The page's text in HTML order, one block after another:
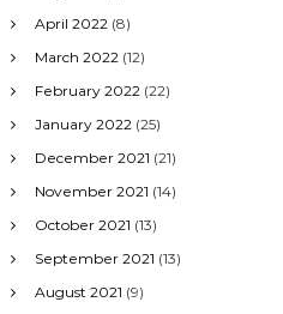
April 2022 (8)
March 2022 (12)
February 2022 (22)
January 2022 (25)
December 2021 (21)
November 2021 (14)
October 2021 (13)
September 2021 (13)
August 2021 (9)